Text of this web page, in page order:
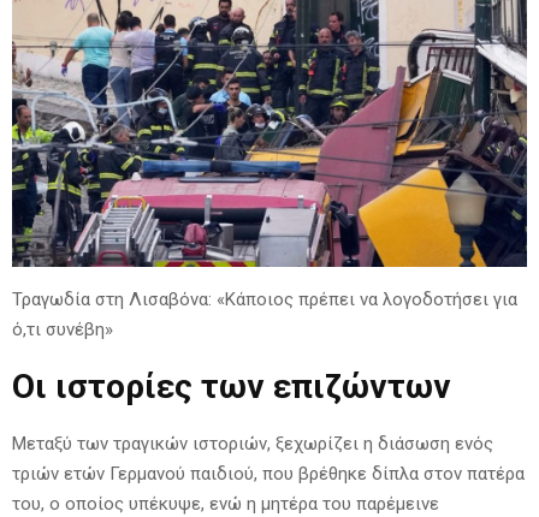
Τραγωδία στη Λισαβόνα: «Κάποιος πρέπει να λογοδοτήσει για
ό,τι συνέβη»
Οι ιστορίες των επιζώντων
Μεταξύ των τραγικών ιστοριών, ξεχωρίζει η διάσωση ενός
τριών ετών Γερμανού παιδιού, που βρέθηκε δίπλα στον πατέρα
του, ο οποίος υπέκυψε, ενώ η μητέρα του παρέμεινε